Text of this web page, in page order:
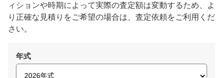
ィションや時期によって実際の査定額は変動するため、よ
り正確な見積りをご希望の場合は、査定依頼をご利用くだ
さい。
年式